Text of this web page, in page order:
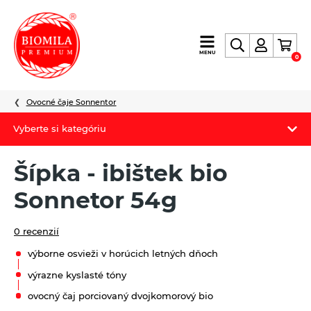
výroba
a
nielen
MENU
0
Vyberte si kategóriu
Biomila produkty
Letný Biomilatip 18% zľava
Fermato
Novinky
Ovocné čaje Sonnentor
Šípka - ibištek bio
Sonnetor 54g
0 recenzií
výborne osvieži v horúcich letných dňoch
výrazne kyslasté tóny
ovocný čaj porciovaný dvojkomorový bio